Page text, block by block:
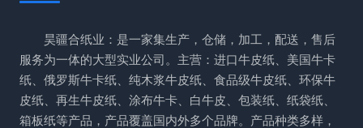
昊疆合纸业：是一家集生产，仓储，加工，配送，售后
服务为一体的大型实业公司。主营：进口牛皮纸、美国牛卡
纸、俄罗斯牛卡纸、纯木浆牛皮纸、食品级牛皮纸、环保牛
皮纸、再生牛皮纸、涂布牛卡、白牛皮、包装纸、纸袋纸、
箱板纸等产品，产品覆盖国内外多个品牌。产品种类多样，